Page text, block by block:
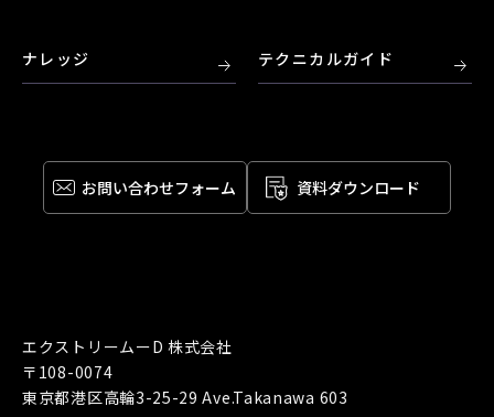
お問い合わせフォーム 資料ダウンロード
ナレッジ テクニカルガイド
エクストリームーD 株式会社
〒108-0074
東京都港区高輪3-25-29 Ave.Takanawa 603